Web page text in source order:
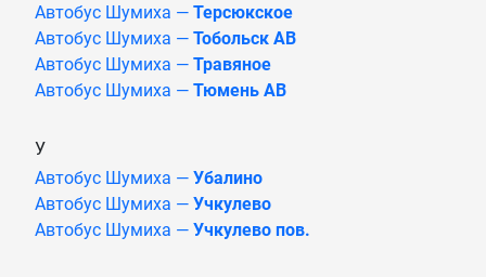
Автобус Шумиха — Терсюкское
Автобус Шумиха — Тобольск АВ
Автобус Шумиха — Травяное
Автобус Шумиха — Тюмень АВ
У
Автобус Шумиха — Убалино
Автобус Шумиха — Учкулево
Автобус Шумиха — Учкулево пов.